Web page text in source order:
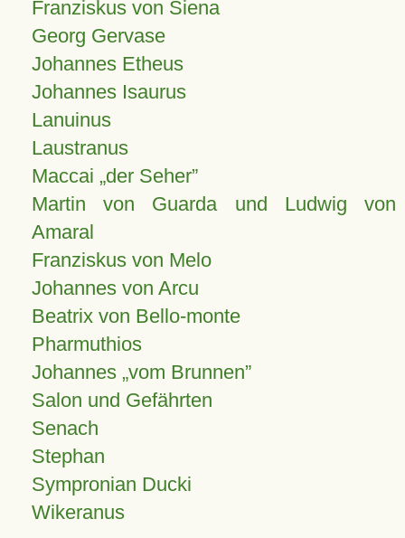
Franziskus von Siena
Georg Gervase
Johannes Etheus
Johannes Isaurus
Lanuinus
Laustranus
Maccai „der Seher”
Martin von Guarda und Ludwig von
Amaral
Franziskus von Melo
Johannes von Arcu
Beatrix von Bello-monte
Pharmuthios
Johannes vom Brunnen
Salon und Gefährten
Senach
Stephan
Sympronian Ducki
Wikeranus